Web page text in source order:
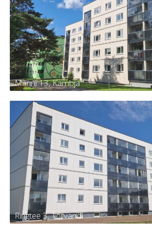
Männi 13, Kambja
Männi 13, Kambja
Tellija
Kambja vald,
13
Kortereid
30
Aasta
2024
Ringtee 3, Tõrvandi